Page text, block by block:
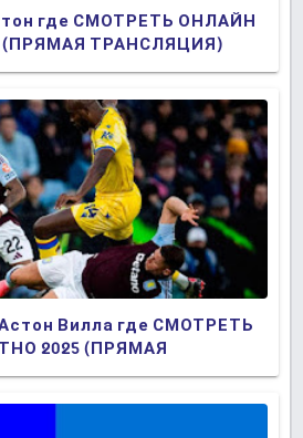
где СМОТРЕТЬ ОНЛАЙН
(ПРЯМАЯ ТРАНСЛЯЦИЯ)
Вилла где СМОТРЕТЬ
2025 (ПРЯМАЯ